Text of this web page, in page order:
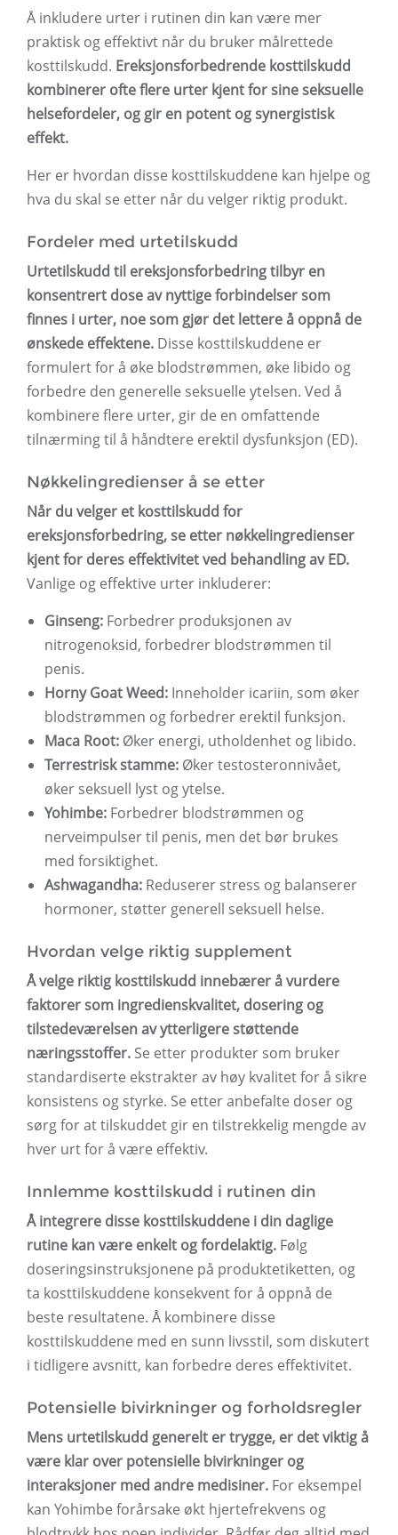
Å inkludere urter i rutinen din kan være mer
praktisk og effektivt når du bruker målrettede
kosttilskudd. Ereksjonsforbedrende kosttilskudd
kombinerer ofte flere urter kjent for sine seksuelle
helsefordeler, og gir en potent og synergistisk
effekt.
Her er hvordan disse kosttilskuddene kan hjelpe og
hva du skal se etter når du velger riktig produkt.
Fordeler med urtetilskudd
Urtetilskudd til ereksjonsforbedring tilbyr en
konsentrert dose av nyttige forbindelser som
finnes i urter, noe som gjør det lettere å oppnå de
ønskede effektene. Disse kosttilskuddene er
formulert for å øke blodstrømmen, øke libido og
forbedre den generelle seksuelle ytelsen. Ved å
kombinere flere urter, gir de en omfattende
tilnærming til å håndtere erektil dysfunksjon (ED).
Nøkkelingredienser å se etter
Når du velger et kosttilskudd for
ereksjonsforbedring, se etter nøkkelingredienser
kjent for deres effektivitet ved behandling av ED.
Vanlige og effektive urter inkluderer:
Ginseng: Forbedrer produksjonen av
nitrogenoksid, forbedrer blodstrømmen til
penis.
Horny Goat Weed: Inneholder icariin, som øker
blodstrømmen og forbedrer erektil funksjon.
Maca Root: Øker energi, utholdenhet og libido.
Terrestrisk stamme: Øker testosteronnivået,
øker seksuell lyst og ytelse.
Yohimbe: Forbedrer blodstrømmen og
nerveimpulser til penis, men det bør brukes
med forsiktighet.
Ashwagandha: Reduserer stress og balanserer
hormoner, støtter generell seksuell helse.
Hvordan velge riktig supplement
Å velge riktig kosttilskudd innebærer å vurdere
faktorer som ingredienskvalitet, dosering og
tilstedeværelsen av ytterligere støttende
næringsstoffer. Se etter produkter som bruker
standardiserte ekstrakter av høy kvalitet for å sikre
konsistens og styrke. Se etter anbefalte doser og
sørg for at tilskuddet gir en tilstrekkelig mengde av
hver urt for å være effektiv.
Innlemme kosttilskudd i rutinen din
Å integrere disse kosttilskuddene i din daglige
rutine kan være enkelt og fordelaktig. Følg
doseringsinstruksjonene på produktetiketten, og
ta kosttilskuddene konsekvent for å oppnå de
beste resultatene. Å kombinere disse
kosttilskuddene med en sunn livsstil, som diskutert
i tidligere avsnitt, kan forbedre deres effektivitet.
Potensielle bivirkninger og forholdsregler
Mens urtetilskudd generelt er trygge, er det viktig å
være klar over potensielle bivirkninger og
interaksjoner med andre medisiner. For eksempel
kan Yohimbe forårsake økt hjertefrekvens og